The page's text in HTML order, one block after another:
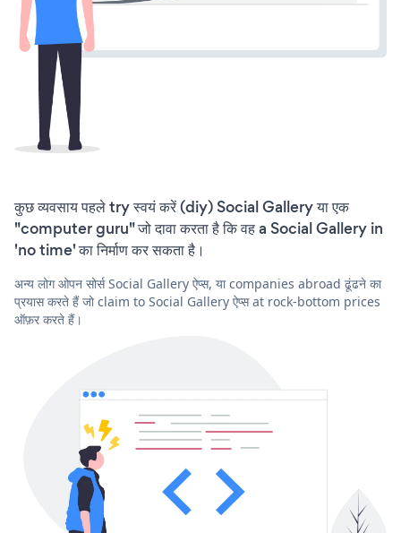
कुछ व्यवसाय पहले try स्वयं करें (diy) Social Gallery या एक
"computer guru" जो दावा करता है कि वह a Social Gallery in
'no time' का निर्माण कर सकता है।
अन्य लोग ओपन सोर्स Social Gallery ऐप्स, या companies abroad ढूंढने का
प्रयास करते हैं जो claim to Social Gallery ऐप्स at rock-bottom prices
ऑफ़र करते हैं।